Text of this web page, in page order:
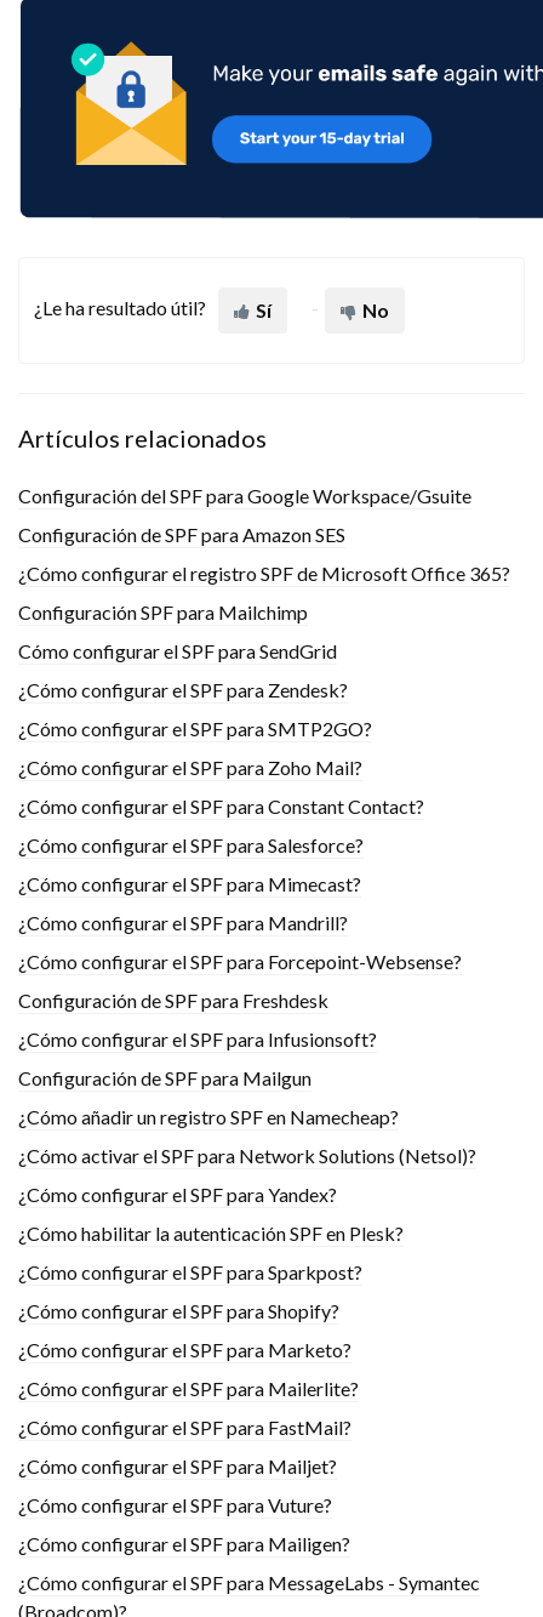
¿Le ha resultado útil? Sí No
Artículos relacionados
Configuración del SPF para Google Workspace/Gsuite
Configuración de SPF para Amazon SES
¿Cómo configurar el registro SPF de Microsoft Office 365?
Configuración SPF para Mailchimp
Cómo configurar el SPF para SendGrid
¿Cómo configurar el SPF para Zendesk?
¿Cómo configurar el SPF para SMTP2GO?
¿Cómo configurar el SPF para Zoho Mail?
¿Cómo configurar el SPF para Constant Contact?
¿Cómo configurar el SPF para Salesforce?
¿Cómo configurar el SPF para Mimecast?
¿Cómo configurar el SPF para Mandrill?
¿Cómo configurar el SPF para Forcepoint-Websense?
Configuración de SPF para Freshdesk
¿Cómo configurar el SPF para Infusionsoft?
Configuración de SPF para Mailgun
¿Cómo añadir un registro SPF en Namecheap?
¿Cómo activar el SPF para Network Solutions (Netsol)?
¿Cómo configurar el SPF para Yandex?
¿Cómo habilitar la autenticación SPF en Plesk?
¿Cómo configurar el SPF para Sparkpost?
¿Cómo configurar el SPF para Shopify?
¿Cómo configurar el SPF para Marketo?
¿Cómo configurar el SPF para Mailerlite?
¿Cómo configurar el SPF para FastMail?
¿Cómo configurar el SPF para Mailjet?
¿Cómo configurar el SPF para Vuture?
¿Cómo configurar el SPF para Mailigen?
¿Cómo configurar el SPF para MessageLabs - Symantec
(Broadcom)?